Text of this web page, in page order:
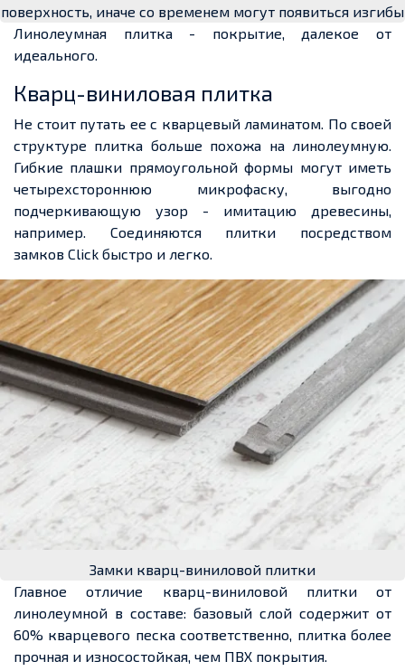
поверхность, иначе со временем могут появиться изгибы
Линолеумная плитка - покрытие, далекое от
идеального.
Кварц-виниловая плитка
Не стоит путать ее с кварцевый ламинатом. По своей
структуре плитка больше похожа на линолеумную.
Гибкие плашки прямоугольной формы могут иметь
четырехстороннюю микрофаску, выгодно
подчеркивающую узор - имитацию древесины,
например. Соединяютсяплитки посредством
замков Click быстро и легко.
Замки кварц-виниловой плитки
Главное отличие кварц-виниловой плитки от
линолеумной в составе: базовый слой содержит от
60% кварцевого пескасоответственно, плиткаболее
прочная и износостойкая, чем ПВХ покрытия.